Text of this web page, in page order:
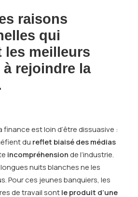
raisons
qui
les meilleurs
à rejoindre la
finance est loin d’être dissuasive :
du reflet biaisé des médias
incompréhensionde l’industrie.
nuits blanches ne les
Pour ces jeunes banquiers, les
de travail sontle produit d’une